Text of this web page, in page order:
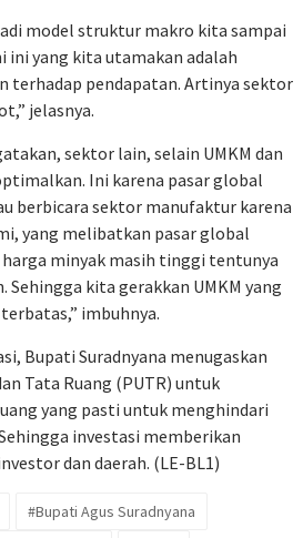
model struktur makro kita sampai
ini yang kita utamakan adalah
terhadap pendapatan. Artinya sektor
jelasnya.
sektor lain, selain UMKM dan
Ini karena pasar global
berbicara sektor manufaktur karena
yang melibatkan pasar global
minyak masih tinggi tentunya
Sehingga kita gerakkan UMKM yang
imbuhnya.
Bupati Suradnyana menugaskan
Tata Ruang (PUTR) untuk
yang pasti untuk menghindari
investasi memberikan
dan daerah. (LE-BL1)
#Bupati Agus Suradnyana